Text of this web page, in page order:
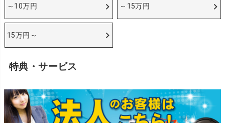
～10万円 ～15万円
15万円～
特典・サービス